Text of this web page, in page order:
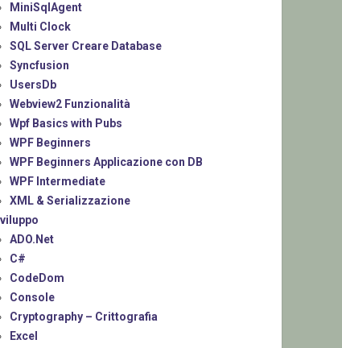
MiniSqlAgent
Multi Clock
SQL Server Creare Database
Syncfusion
UsersDb
Webview2 Funzionalità
Wpf Basics with Pubs
WPF Beginners
WPF Beginners Applicazione con DB
WPF Intermediate
XML & Serializzazione
ADO.Net
C#
CodeDom
Console
Cryptography – Crittografia
Excel